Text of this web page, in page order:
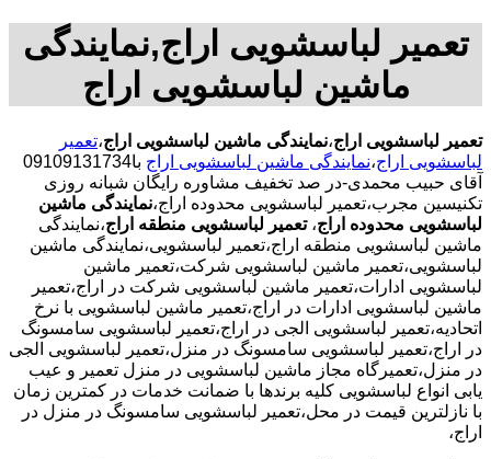
تعمیر لباسشویی اراج,نمایندگی
ماشین لباسشویی اراج
تعمیر لباسشویی اراج،نمایندگی ماشین لباسشویی اراج،تعمیر
لباسشویی اراج،نمایندگی ماشین لباسشویی اراج
با09109131734
آقای حبیب محمدی-در صد تخفیف مشاوره رایگان شبانه روزی
تکنیسین مجرب،تعمیر لباسشویی محدوده اراج،نمایندگی ماشین
لباسشویی محدوده اراج، تعمیر لباسشویی منطقه اراج،نمایندگی
ماشین لباسشویی منطقه اراج،تعمیر لباسشویی،نمایندگی ماشین
لباسشویی،تعمیر ماشین لباسشویی شرکت،تعمیر ماشین
لباسشویی ادارات،تعمیر ماشین لباسشویی شرکت در اراج،تعمیر
ماشین لباسشویی ادارات در اراج،تعمیر ماشین لباسشویی با نرخ
اتحادیه،تعمیر لباسشویی الجی در اراج،تعمیر لباسشویی سامسونگ
در اراج،تعمیر لباسشویی سامسونگ در منزل،تعمیر لباسشویی الجی
در منزل،تعمیرگاه مجاز ماشین لباسشویی در منزل تعمیر و عیب
یابی انواع لباسشویی کلیه برندها با ضمانت خدمات در کمترین زمان
با نازلترین قیمت در محل،تعمیر لباسشویی سامسونگ در منزل در
اراج،